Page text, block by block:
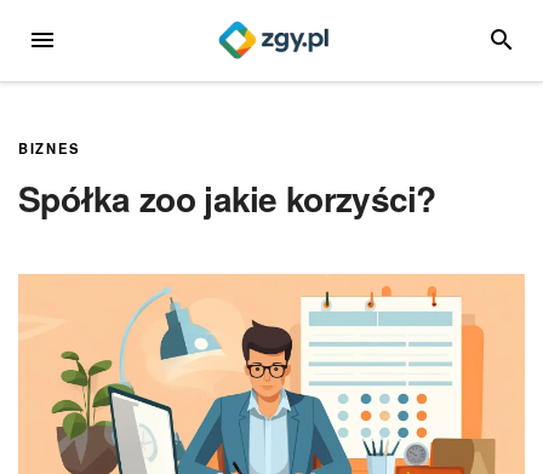
MENU
BIZNES
Spółka zoo jakie korzyści?